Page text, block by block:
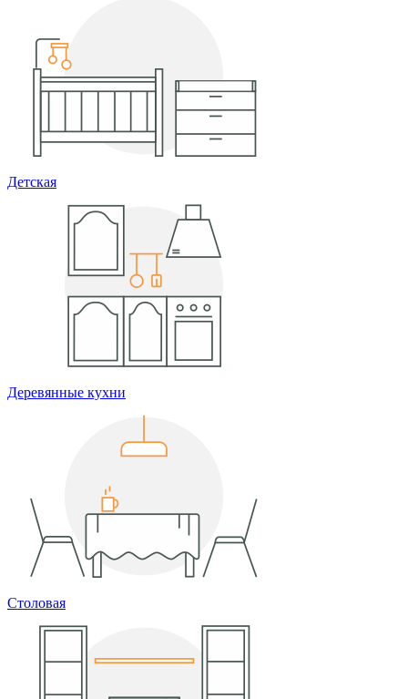
Детская
Деревянные кухни
Столовая